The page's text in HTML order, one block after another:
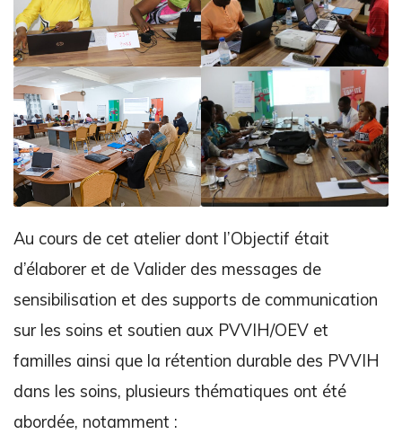
Au cours de cet atelier dont l’Objectif était
d’élaborer et de Valider des messages de
sensibilisation et des supports de communication
sur les soins et soutien aux PVVIH/OEV et
familles ainsi que la rétention durable des PVVIH
dans les soins, plusieurs thématiques ont été
abordée, notamment :